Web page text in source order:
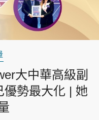
會員活動
東周專欄
大中華高級副
優勢最大化 | 她